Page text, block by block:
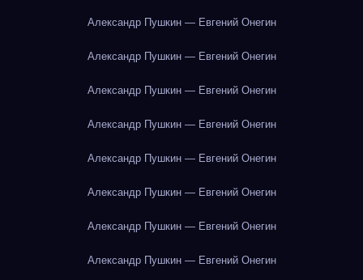
Александр Пушкин — Евгений Онегин
Александр Пушкин — Евгений Онегин
Александр Пушкин — Евгений Онегин
Александр Пушкин — Евгений Онегин
Александр Пушкин — Евгений Онегин
Александр Пушкин — Евгений Онегин
Александр Пушкин — Евгений Онегин
Александр Пушкин — Евгений Онегин